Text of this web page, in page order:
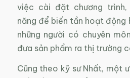
việc cài đặt chương
năng để biến tần hoạt động
những người có chuyên
đưa sản phẩm ra thị trường
Cũng theo kỹ sư Nhất, một